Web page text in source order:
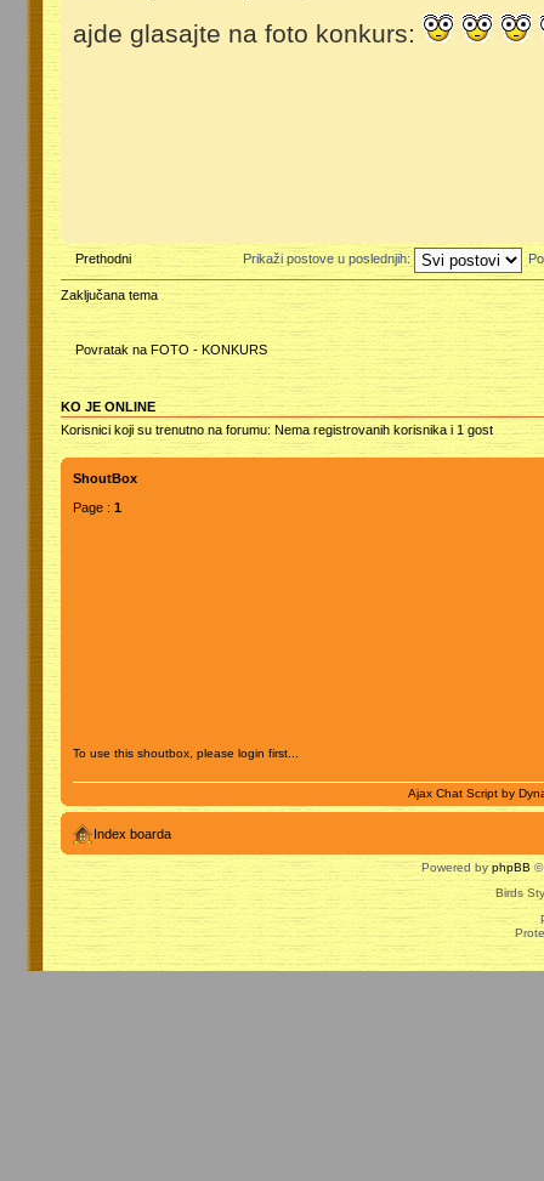
ajde glasajte na foto konkurs:
Prethodni Prikaži postove u poslednjih:
Zaključana tema
Povratak na FOTO - KONKURS
KO JE ONLINE
Korisnici koji su trenutno na forumu: Nema registrovanih korisnika i 1 gost
ShoutBox
Page : 1
To use this shoutbox, please login first...
Ajax Chat Script by
Index boarda
Powered by phpBB ©
Birds